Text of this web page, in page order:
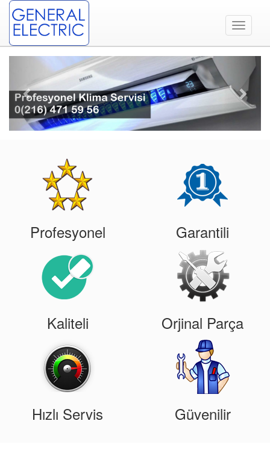
Toggle
Previous Next
Profesyonel Garantili
Kaliteli Orjinal Parça
Hızlı Servis Güvenilir